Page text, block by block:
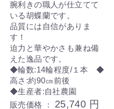
腕利きの職人が仕立てて
いる胡蝶蘭です。
品質には自信がありま
す！
迫力と華やかさも兼ね備
えた逸品です。
◆輪数:14輪程度/１本 ◆
高さ:約90㎝前後
◆生産者:自社農園
販売価格 ： 25,740 円